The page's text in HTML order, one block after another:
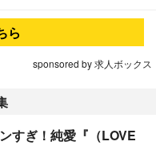
ら
sponsored by 求人ボックス
すぎ！純愛『（LOVE